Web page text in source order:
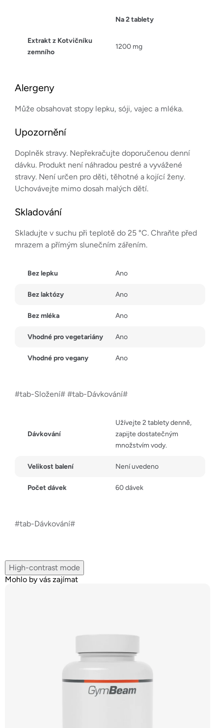
Na 2 tablety
Extrakt z Kotvičníku
zemního
1200 mg
Alergeny
Může obsahovat stopy lepku, sóji, vajec a mléka.
Upozornění
Doplněk stravy. Nepřekračujte doporučenou denní
dávku. Produkt není náhradou pestré a vyvážené
stravy. Není určen pro děti, těhotné a kojící ženy.
Uchovávejte mimo dosah malých dětí.
Skladování
Skladujte v suchu při teplotě do 25 °C. Chraňte před
mrazem a přímým slunečním zářením.
Bez lepku Ano
Bez laktózy Ano
Bez mléka Ano
Vhodné pro vegetariány Ano
Vhodné pro vegany Ano
#tab-Složení# #tab-Dávkování#
Dávkování
Užívejte 2 tablety denně,
zapijte dostatečným
množstvím vody.
Velikost balení Není uvedeno
Počet dávek 60 dávek
#tab-Dávkování#
High-contrast mode
Mohlo by vás zajímat